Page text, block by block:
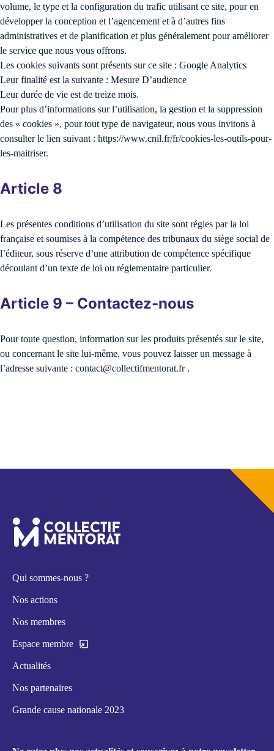
volume, le type et la configuration du trafic utilisant ce site, pour en
développer la conception et l’agencement et à d’autres fins
administratives et de planification et plus généralement pour améliorer
le service que nous vous offrons.
Les cookies suivants sont présents sur ce site : Google Analytics
Leur finalité est la suivante : Mesure D’audience
Leur durée de vie est de treize mois.
Pour plus d’informations sur l’utilisation, la gestion et la suppression
des « cookies », pour tout type de navigateur, nous vous invitons à
consulter le lien suivant : https://www.cnil.fr/fr/cookies-les-outils-pour-
les-maitriser.
Article 8
Les présentes conditions d’utilisation du site sont régies par la loi
française et soumises à la compétence des tribunaux du siège social de
l’éditeur, sous réserve d’une attribution de compétence spécifique
découlant d’un texte de loi ou réglementaire particulier.
Article 9 – Contactez-nous
Pour toute question, information sur les produits présentés sur le site,
ou concernant le site lui-même, vous pouvez laisser un message à
l’adresse suivante : contact@collectifmentorat.fr .
Qui sommes-nous ?
Nos actions
Nos membres
Espace membre
Actualités
Nos partenaires
Grande cause nationale 2023